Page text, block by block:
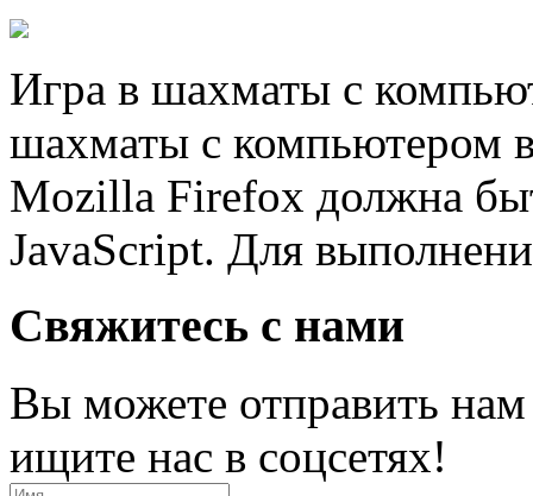
Игра в шахматы с
шахматы с компьютером
Mozilla Firefox должна
JavaScript. Для
Свяжитесь с нами
Вы можете отправить
ищите нас в соцсетях!